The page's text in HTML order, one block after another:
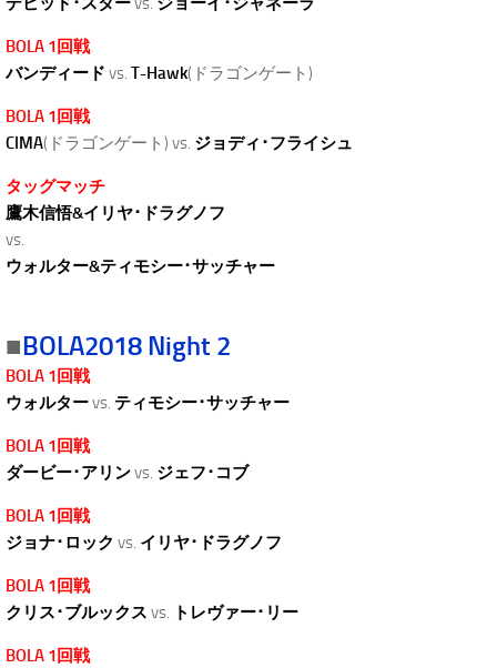
BOLA 1回戦
バンディード vs. T-Hawk(ドラゴンゲート)
BOLA 1回戦
CIMA(ドラゴンゲート) vs. ジョディ･フライシュ
タッグマッチ
鷹木信悟&イリヤ･ドラグノフ
vs.
ウォルター&ティモシー･サッチャー
■BOLA2018 Night 2
BOLA 1回戦
ウォルターvs. ティモシー･サッチャー
BOLA 1回戦
ダービー･アリンvs. ジェフ･コブ
BOLA 1回戦
ジョナ･ロック vs. イリヤ･ドラグノフ
BOLA 1回戦
クリス･ブルックス vs. トレヴァー･リー
BOLA 1回戦